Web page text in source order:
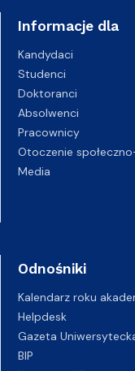
Informacje dla
Kandydaci
Studenci
Doktoranci
Absolwenci
Pracownicy
Otoczenie
Media
Odnośniki
Kalendarz roku
Helpdesk
Gazeta
BIP